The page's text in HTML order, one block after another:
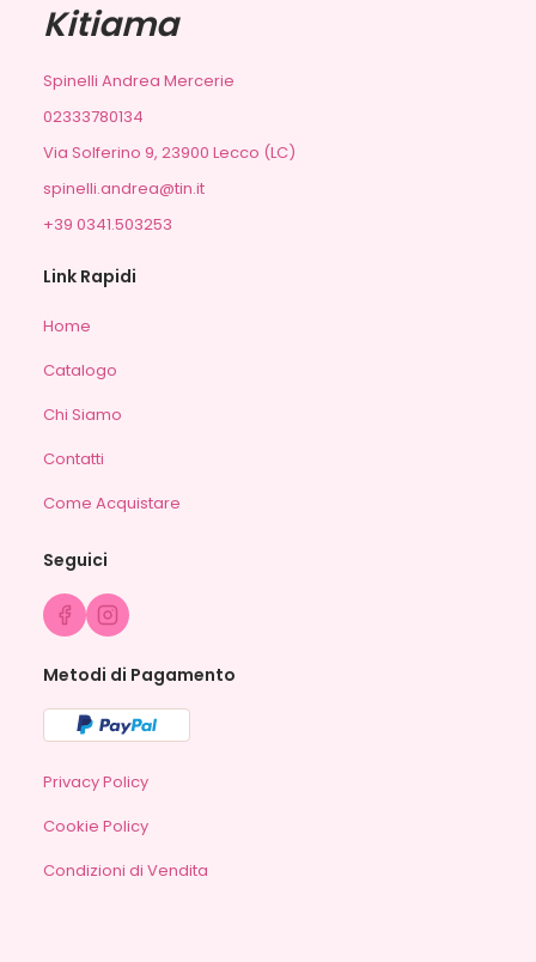
Kitiama
Spinelli Andrea Mercerie
02333780134
Via Solferino 9, 23900 Lecco (LC)
spinelli.andrea@tin.it
+39 0341.503253
Link Rapidi
Home
Catalogo
Chi Siamo
Contatti
Come Acquistare
Seguici
Metodi di Pagamento
Privacy Policy
Cookie Policy
Condizioni di Vendita